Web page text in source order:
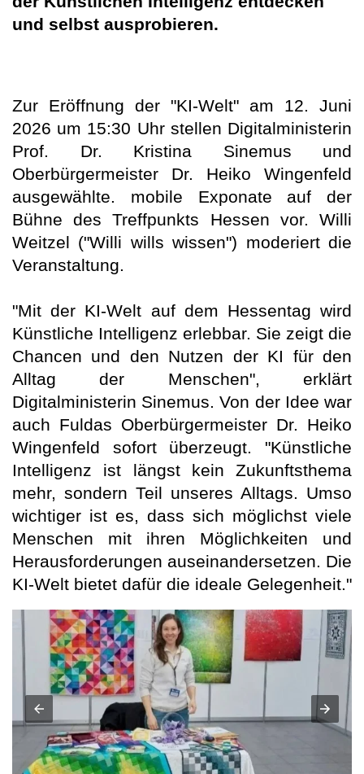
und selbst ausprobieren.
Zur Eröffnung der "KI-Welt" am 12. Juni
2026 um 15:30 Uhr stellen Digitalministerin
Prof. Dr. Kristina Sinemus und
Oberbürgermeister Dr. Heiko Wingenfeld
ausgewählte. mobile Exponate auf der
Bühne des Treffpunkts Hessen vor. Willi
Weitzel ("Willi wills wissen") moderiert die
Veranstaltung.
"Mit der KI-Welt auf dem Hessentag wird
Künstliche Intelligenz erlebbar. Sie zeigt die
Chancen und den Nutzen der KI für den
Alltag der Menschen", erklärt
Digitalministerin Sinemus. Von der Idee war
auch Fuldas Oberbürgermeister Dr. Heiko
Wingenfeld sofort überzeugt. "Künstliche
Intelligenz ist längst kein Zukunftsthema
mehr, sondern Teil unseres Alltags. Umso
wichtiger ist es, dass sich möglichst viele
Menschen mit ihren Möglichkeiten und
Herausforderungen auseinandersetzen. Die
KI-Welt bietet dafür die ideale Gelegenheit."